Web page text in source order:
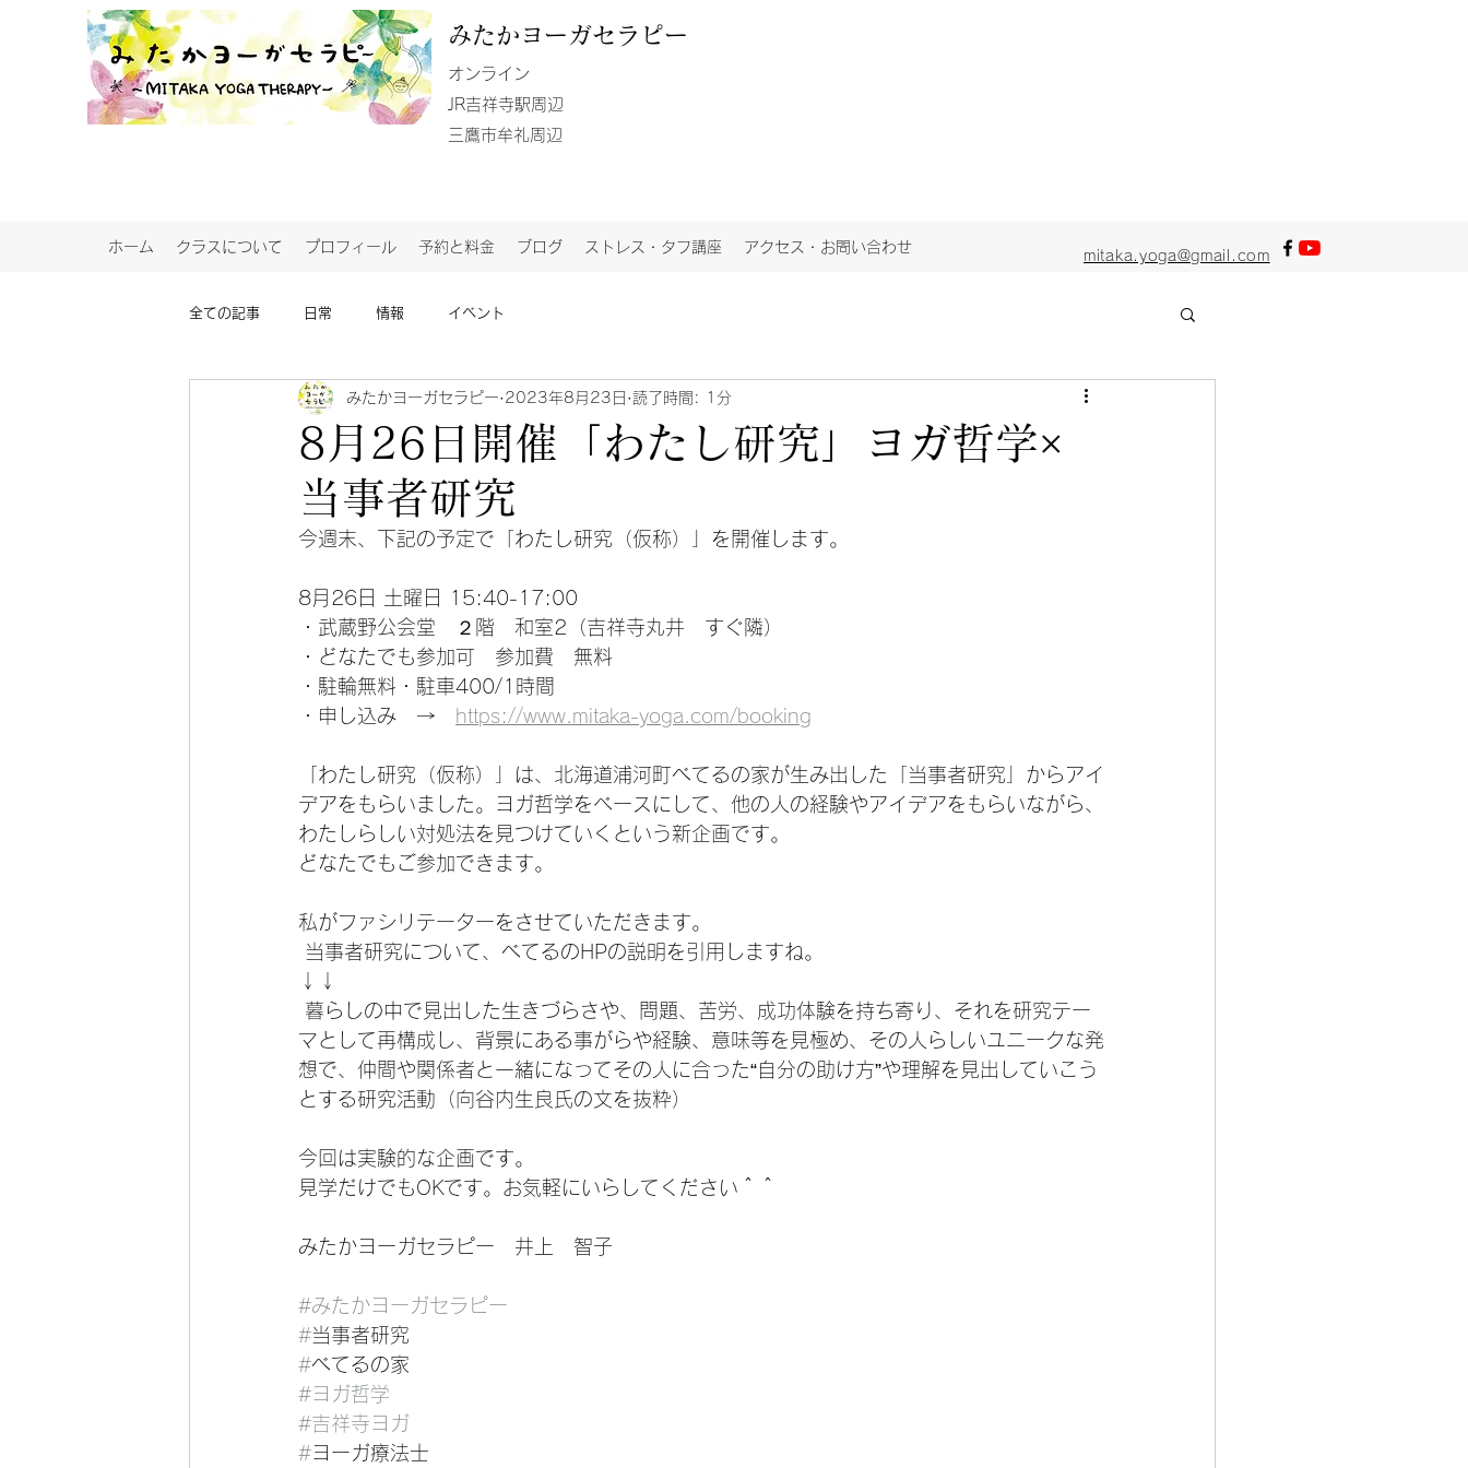
みたか ヨーガセラピー
​オンライン
JR吉祥寺駅周辺
​三鷹市牟礼周辺
mitaka.yoga@gmail.com
ホーム クラスについて プロフィール 予約と料金 ブログ ストレス・タフ講座 アクセス・お問い合わせ
全ての記事 日常 情報 イベント
8月26日開催「わたし研究」ヨガ哲学×
当事者研究
みたかヨーガセラピー 2023年8月23日 読了時間: 1分
今週末、下記の予定で「わたし研究（仮称）」を開催します。
8月26日 土曜日 15:40-17:00
・武蔵野公会堂　２階　和室2（吉祥寺丸井　すぐ隣）
・どなたでも参加可　参加費　無料
・駐輪無料・駐車400/1時間
・申し込み　→
https://www.mitaka-yoga.com/booking
「わたし研究（仮称）」は、北海道浦河町べてるの家が生み出した「当事者研究」からアイ
デアをもらいました。ヨガ哲学をベースにして、他の人の経験やアイデアをもらいながら、
わたしらしい対処法を見つけていくという新企画です。
どなたでもご参加できます。
私がファシリテーターをさせていただきます。
当事者研究について、べてるのHPの説明を引用しますね。
↓↓
マとして再構成し、背景にある事がらや経験、意味等を見極め、その人らしいユニークな発
想で、仲間や関係者と一緒になってその人に合った“自分の助け方”や理解を見出していこう
とする研究活動（向谷内生良氏の文を抜粋）
今回は実験的な企画です。
見学だけでもOKです。お気軽にいらしてください＾＾
みたかヨーガセラピー　井上　智子
#みたかヨーガセラピー
#当事者研究
#べてるの家
#ヨガ哲学
#吉祥寺ヨガ
#ヨーガ療法士